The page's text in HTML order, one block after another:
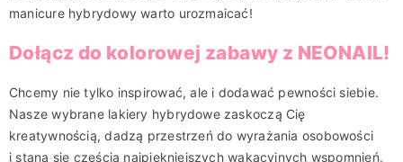
manicure hybrydowy warto urozmaicać!
Dołącz do kolorowej zabawy z NEONAIL!
Chcemy nie tylko inspirować, ale i dodawać pewności siebie.
Nasze wybrane lakiery hybrydowe zaskoczą Cię
kreatywnością, dadzą przestrzeń do wyrażania osobowości
i staną się częścią najpiękniejszych wakacyjnych wspomnień.